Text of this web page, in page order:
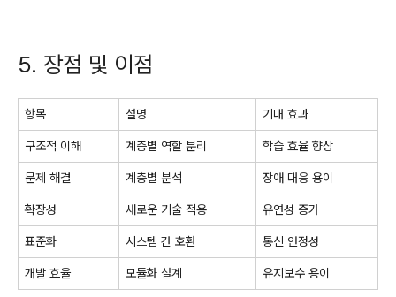
5. 장점 및 이점
항목 설명 기대 효과
구조적 이해 계층별 역할 분리 학습 효율 향상
문제 해결 계층별 분석 장애 대응 용이
확장성 새로운 기술 적용 유연성 증가
표준화 시스템 간 호환 통신 안정성
개발 효율 모듈화 설계 유지보수 용이